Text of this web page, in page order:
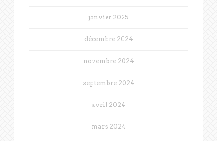
janvier 2025
décembre 2024
novembre 2024
septembre 2024
avril 2024
mars 2024